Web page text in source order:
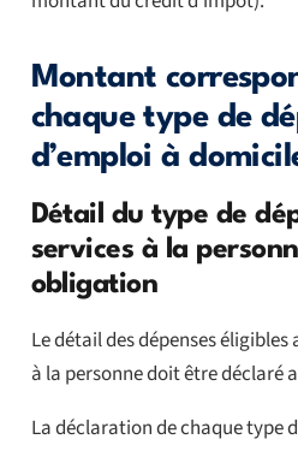
Montant
chaque type de
d’emploi à
Détail du type de
services à la
obligation
Le détail des dépenses
à la personne doit être déclaré
La déclaration de chaque type